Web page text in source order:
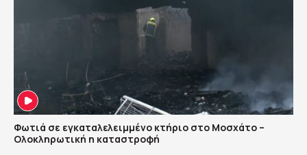
Φωτιά σε εγκαταλελειμμένο κτήριο στο Μοσχάτο –
Ολοκληρωτική η καταστροφή